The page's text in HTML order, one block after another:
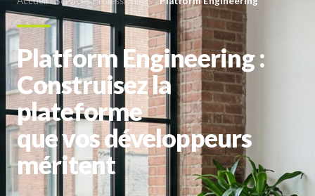
Platform Engineering :
Construisez la
plateforme
que vos développeurs
méritent